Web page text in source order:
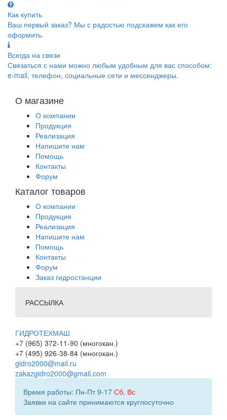
Как купить
Ваш первый заказ? Мы с радостью подскажем как его
оформить.
Всегда на связи
Связаться с нами можно любым удобным для вас способом:
e-mail, телефон, социальные сети и мессенджеры.
О магазине
О компании
Продукция
Реализация
Напишите нам
Помощь
Контакты
Форум
Каталог товаров
О компании
Продукция
Реализация
Напишите нам
Помощь
Контакты
Форум
Заказ гидростанции
РАССЫЛКА
ГИДРОТЕХМАШ
+7 (965) 372-11-90 (многокан.)
+7 (495) 926-38-84 (многокан.)
gidro2000@mail.ru
zakazgidro2000@gmail.com
Время работы: Пн-Пт 9-17 Сб, Вс
Заявки на сайте принимаются круглосуточно